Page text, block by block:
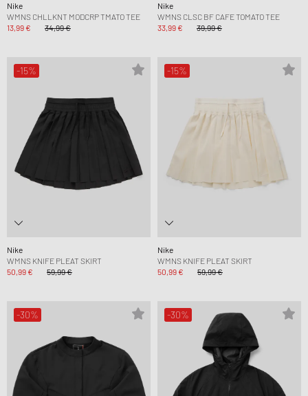
Nike
WMNS CHLLKNT MODCRP TMATO TEE
13,99 €
34,99 €
Nike
WMNS CLSC BF CAFE TOMATO TEE
33,99 €
39,99 €
-15%
Nike
WMNS KNIFE PLEAT SKIRT
50,99 €
59,99 €
-15%
Nike
WMNS KNIFE PLEAT SKIRT
50,99 €
59,99 €
-30% -30%